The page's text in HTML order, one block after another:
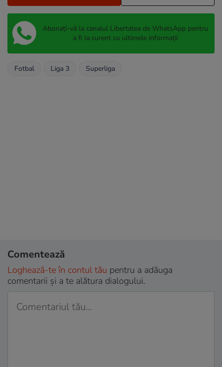
Abonați-vă la canalul Libertatea de WhatsApp pentru
a fi la curent cu ultimele informații
Fotbal Liga 3 Superliga
Comentează
Loghează-te în contul tău pentru a adăuga
comentarii și a te alătura dialogului.